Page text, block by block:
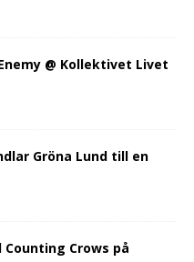
@ Kollektivet Livet
Gröna Lund till en
Crows på